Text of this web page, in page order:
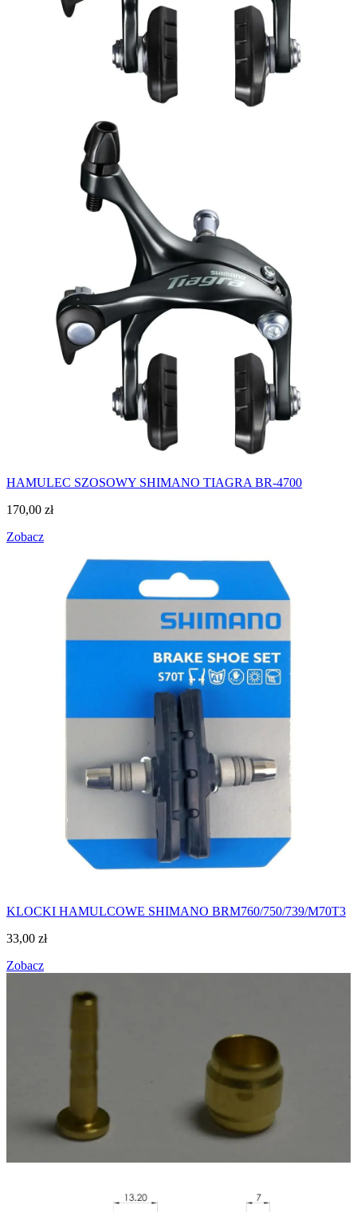
HAMULEC SZOSOWY SHIMANO TIAGRA BR-4700
170,00 zł
Zobacz
KLOCKI HAMULCOWE SHIMANO BRM760/750/739/M70T3
33,00 zł
Zobacz